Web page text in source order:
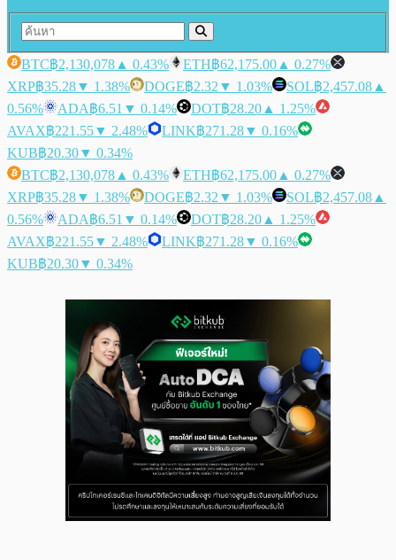
BTC฿2,130,078 ▲ 0.43% ETH฿62,175.00 ▲ 0.27%
XRP฿35.28▼ 1.38% DOGE฿2.32 ▼ 1.03% SOL฿2,457.08 ▲
0.56%
ADA฿6.51 ▼ 0.14% DOT฿28.20 ▲ 1.25%
AVAX฿221.55▼ 2.48% LINK฿271.28▼ 0.16%
KUB฿20.30▼ 0.34%
BTC฿2,130,078 ▲ 0.43% ETH฿62,175.00 ▲ 0.27%
XRP฿35.28▼ 1.38% DOGE฿2.32 ▼ 1.03% SOL฿2,457.08 ▲
0.56%
ADA฿6.51 ▼ 0.14% DOT฿28.20 ▲ 1.25%
AVAX฿221.55▼ 2.48% LINK฿271.28▼ 0.16%
KUB฿20.30▼ 0.34%